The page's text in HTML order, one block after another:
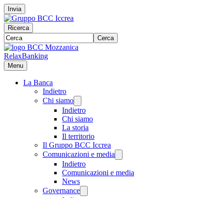
Invia
Ricerca
Cerca
RelaxBanking
Menu
La Banca
Indietro
Chi siamo
Indietro
Chi siamo
La storia
Il territorio
Il Gruppo BCC Iccrea
Comunicazioni e media
Indietro
Comunicazioni e media
News
Governance